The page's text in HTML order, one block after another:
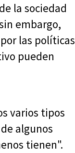
la sociedad
embargo,
las políticas
pueden
varios tipos
algunos
tienen".